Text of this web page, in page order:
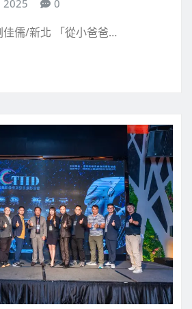
2025 0
佳儒/新北 「從小爸爸…